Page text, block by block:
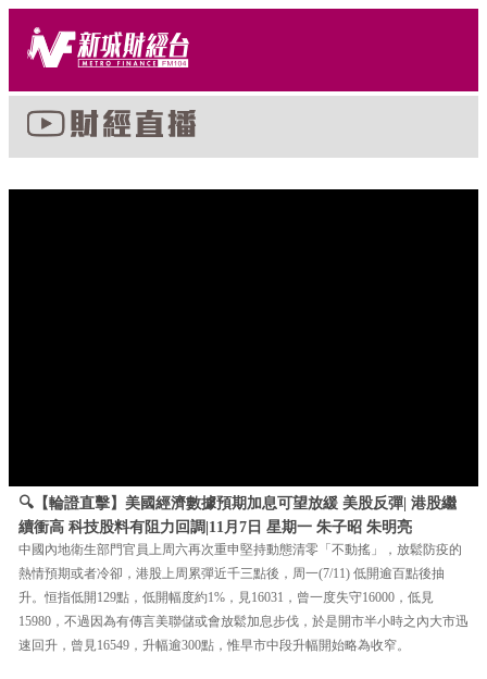
🔍【輪證直擊】美國經濟數據預期加息可望放緩 美股反彈| 港股繼
續衝高 科技股料有阻力回調|11月7日 星期一 朱子昭 朱明亮
中國內地衛生部門官員上周六再次重申堅持動態清零「不動搖」，放鬆防疫的
熱情預期或者冷卻，港股上周累彈近千三點後，周一(7/11) 低開逾百點後抽
升。恒指低開129點，低開幅度約1%，見16031，曾一度失守16000，低見
15980，不過因為有傳言美聯儲或會放鬆加息步伐，於是開市半小時之內大市迅
速回升，曾見16549，升幅逾300點，惟早市中段升幅開始略為收窄。